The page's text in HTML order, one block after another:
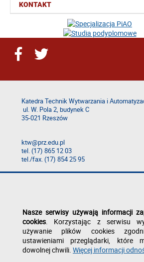
KONTAKT
Katedra Technik Wytwarzania i
ul. W. Pola 2, budynek C
35-021 Rzeszów
ktw@prz.edu.pl
tel. (17) 865 12 03
tel./fax. (17) 854 25 95
Deklaracja dostępności
Nasze serwisy używają informacji
cookies. Korzystając z serwisu
używanie plików cookies
ustawieniami przeglądarki, które
dowolnej chwili. Więcej informacji